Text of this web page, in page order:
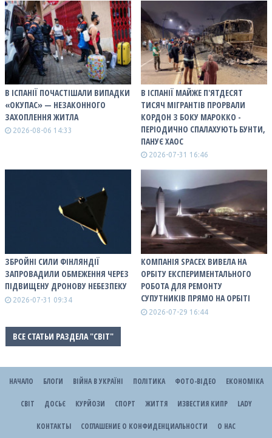
В ІСПАНІЇ ПОЧАСТІШАЛИ ВИПАДКИ
«ОКУПАС» — НЕЗАКОННОГО
ЗАХОПЛЕННЯ ЖИТЛА
2026-08-06 14:33
В ІСПАНІЇ МАЙЖЕ П'ЯТДЕСЯТ
ТИСЯЧ МІГРАНТІВ ПРОРВАЛИ
КОРДОН З БОКУ МАРОККО -
ПЕРІОДИЧНО СПАЛАХУЮТЬ БУНТИ,
ПАНУЄ ХАОС
2026-07-31 16:46
ЗБРОЙНІ СИЛИ ФІНЛЯНДІЇ
ЗАПРОВАДИЛИ ОБМЕЖЕННЯ ЧЕРЕЗ
ПІДВИЩЕНУ ДРОНОВУ НЕБЕЗПЕКУ
2026-07-31 09:34
КОМПАНІЯ SPACEX ВИВЕЛА НА
ОРБІТУ ЕКСПЕРИМЕНТАЛЬНОГО
РОБОТА ДЛЯ РЕМОНТУ
СУПУТНИКІВ ПРЯМО НА ОРБІТІ
2026-07-29 16:44
ВСЕ СТАТЬИ РАЗДЕЛА "СВІТ"
НАЧАЛО БЛОГИ ВІЙНА В УКРАЇНІ ПОЛІТИКА ФОТО-ВІДЕО ЕКОНОМІКА
СВІТ ДОСЬЄ КУРЙОЗИ СПОРТ ЖИТТЯ ИЗВЕСТИЯ КИПР LADY
КОНТАКТЫ СОГЛАШЕНИЕ О КОНФИДЕНЦИАЛЬНОСТИ О НАС